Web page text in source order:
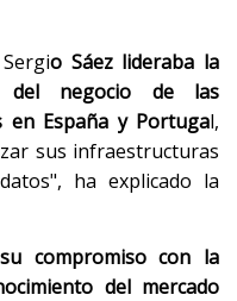
o Sáez lideraba la
del negocio de las
en España y Portugal,
sus infraestructuras
ha explicado la
su compromiso con la
del mercado